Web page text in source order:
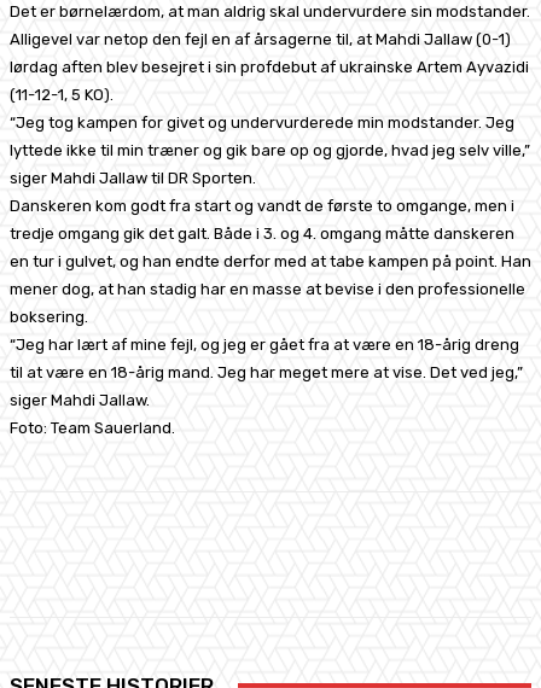
Det er børnelærdom, at man aldrig skal undervurdere sin modstander.
Alligevel var netop den fejl en af årsagerne til, at Mahdi Jallaw (0-1)
lørdag aften blev besejret i sin profdebut af ukrainske Artem Ayvazidi
(11-12-1, 5 KO).
“Jeg tog kampen for givet og undervurderede min modstander. Jeg
lyttede ikke til min træner og gik bare op og gjorde, hvad jeg selv ville,”
siger Mahdi Jallaw til DR Sporten.
Danskeren kom godt fra start og vandt de første to omgange, men i
tredje omgang gik det galt. Både i 3. og 4. omgang måtte danskeren
en tur i gulvet, og han endte derfor med at tabe kampen på point. Han
mener dog, at han stadig har en masse at bevise i den professionelle
boksering.
“Jeg har lært af mine fejl, og jeg er gået fra at være en 18-årig dreng
til at være en 18-årig mand. Jeg har meget mere at vise. Det ved jeg,”
siger Mahdi Jallaw.
Foto: Team Sauerland.